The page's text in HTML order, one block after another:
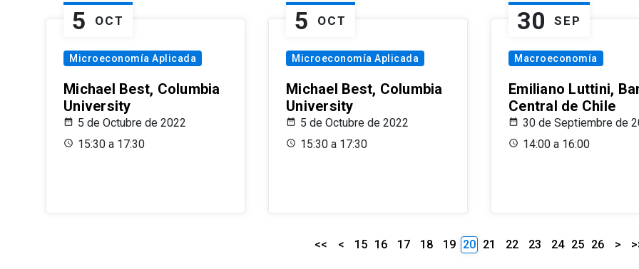
5 OCT
Microeconomía Aplicada
Michael Best, Columbia
University
5 de Octubre de 2022
15:30 a 17:30
5 OCT
Microeconomía Aplicada
Michael Best, Columbia
University
5 de Octubre de 2022
15:30 a 17:30
30 SEP
Macroeconomía
Emiliano Luttini,
Central de Chile
30 de Septiembre de
14:00 a 16:00
<< < 15 16 17 18 19 20 21 22 23 24 25 26 >